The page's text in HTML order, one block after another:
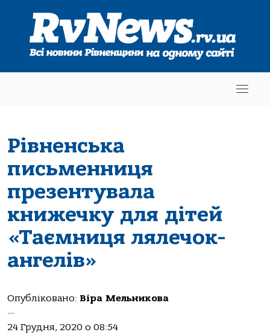
Рівненська
письменниця
презентувала
книжечку для дітей
«Таємниця лялечок-
ангелів»
Опубліковано: Віра Мельникова
—
24 Грудня, 2020 о 08:54